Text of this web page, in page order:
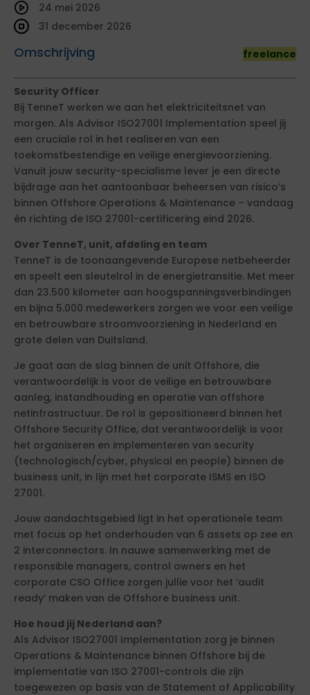
Omschrijving freelance
24 mei 2026
31 december 2026
Security Officer
Bij TenneT werken we aan het elektriciteitsnet van
morgen. Als Advisor ISO27001 Implementation speel jij
een cruciale rol in het realiseren van een
toekomstbestendige en veilige energievoorziening.
Vanuit jouw security-specialisme lever je een directe
bijdrage aan het aantoonbaar beheersen van risico’s
binnen Offshore Operations & Maintenance – vandaag
én richting de ISO 27001-certificering eind 2026.
Over TenneT, unit, afdeling en team
TenneT is de toonaangevende Europese netbeheerder
en speelt een sleutelrol in de energietransitie. Met meer
dan 23.500 kilometer aan hoogspanningsverbindingen
en bijna 5.000 medewerkers zorgen we voor een veilige
en betrouwbare stroomvoorziening in Nederland en
grote delen van Duitsland.
Je gaat aan de slag binnen de unit Offshore, die
verantwoordelijk is voor de veilige en betrouwbare
aanleg, instandhouding en operatie van offshore
netinfrastructuur. De rol is gepositioneerd binnen het
Offshore Security Office, dat verantwoordelijk is voor
het organiseren en implementeren van security
(technologisch/cyber, physical en people) binnen de
business unit, in lijn met het corporate ISMS en ISO
27001.
Jouw aandachtsgebied ligt in het operationele team
met focus op het onderhouden van 6 assets op zee en
2 interconnectors. In nauwe samenwerking met de
responsible managers, control owners en het
corporate CSO Office zorgen jullie voor het ‘audit
ready’ maken van de Offshore business unit.
Hoe houd jij Nederland aan?
Als Advisor ISO27001 Implementation zorg je binnen
Operations & Maintenance binnen Offshore bij de
implementatie van ISO 27001-controls die zijn
toegewezen op basis van de Statement of Applicability